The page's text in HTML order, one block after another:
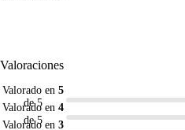
Valoraciones
Valorado en 5
de 5
Valorado en 4
de 5
Valorado en 3